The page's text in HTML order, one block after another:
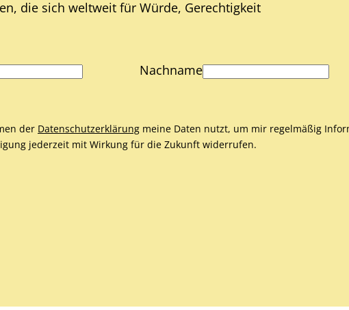
die sich weltweit für Würde, Gerechtigkeit
Nachname
der Datenschutzerklärung meine Daten nutzt, um mir regelmäßig
jederzeit mit Wirkung für die Zukunft widerrufen.